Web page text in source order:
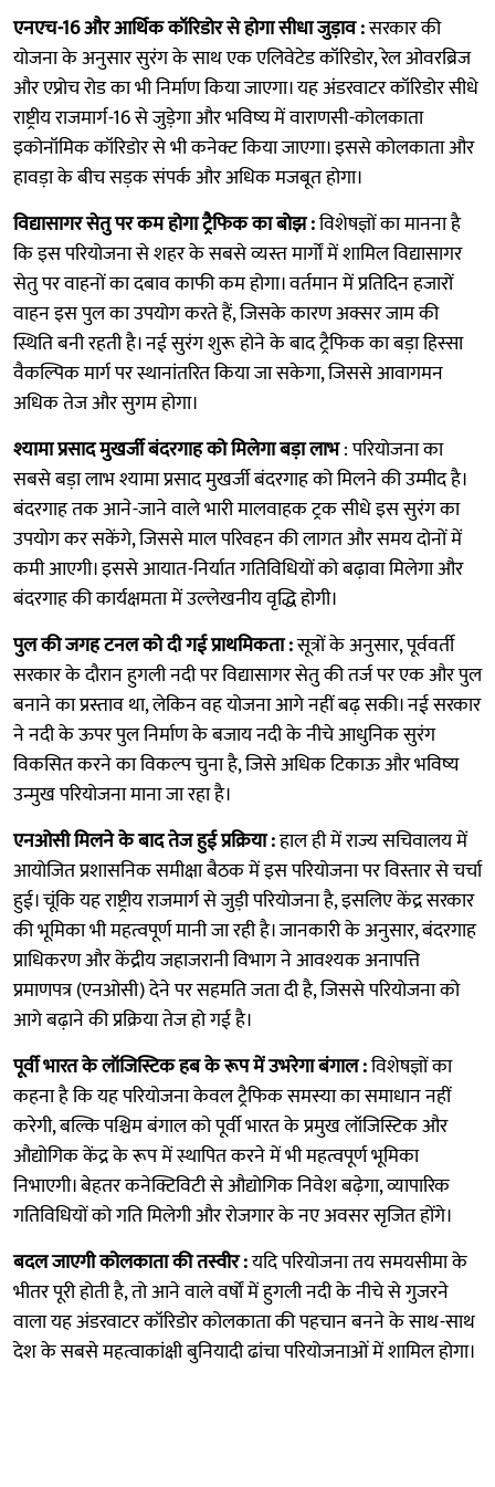
एनएच-16 और आर्थिक कॉरिडोर से होगा सीधा जुड़ाव :सरकार की
योजना के अनुसार सुरंग के साथ एक एलिवेटेड कॉरिडोर, रेल ओवरब्रिज
और एप्रोच रोड का भी निर्माण किया जाएगा। यह अंडरवाटर कॉरिडोर सीधे
राष्ट्रीय राजमार्ग-16 से जुड़ेगा और भविष्य में वाराणसी-कोलकाता
इकोनॉमिक कॉरिडोर से भी कनेक्ट किया जाएगा। इससे कोलकाता और
हावड़ा के बीच सड़क संपर्क और अधिक मजबूत होगा।
विद्यासागर सेतु पर कम होगा ट्रैफिक का बोझ :विशेषज्ञों का मानना है
कि इस परियोजना से शहर के सबसे व्यस्त मार्गों में शामिल विद्यासागर
सेतु पर वाहनों का दबाव काफी कम होगा। वर्तमान में प्रतिदिन हजारों
वाहन इस पुल का उपयोग करते हैं, जिसके कारण अक्सर जाम की
स्थिति बनी रहती है। नई सुरंग शुरू होने के बाद ट्रैफिक का बड़ा हिस्सा
वैकल्पिक मार्ग पर स्थानांतरित किया जा सकेगा, जिससे आवागमन
अधिक तेज और सुगम होगा।
श्यामा प्रसाद मुखर्जी बंदरगाह को मिलेगा बड़ा लाभ: परियोजना का
सबसे बड़ा लाभ श्यामा प्रसाद मुखर्जी बंदरगाह को मिलने की उम्मीद है।
बंदरगाह तक आने-जाने वाले भारी मालवाहक ट्रक सीधे इस सुरंग का
उपयोग कर सकेंगे, जिससे माल परिवहन की लागत और समय दोनों में
कमी आएगी। इससे आयात-निर्यात गतिविधियों को बढ़ावा मिलेगा और
बंदरगाह की कार्यक्षमता में उल्लेखनीय वृद्धि होगी।
पुल की जगह टनल को दी गई प्राथमिकता :सूत्रों के अनुसार, पूर्ववर्ती
सरकार के दौरान हुगली नदी पर विद्यासागर सेतु की तर्ज पर एक और पुल
बनाने का प्रस्ताव था, लेकिन वह योजना आगे नहीं बढ़ सकी। नई सरकार
ने नदी के ऊपर पुल निर्माण के बजाय नदी के नीचे आधुनिक सुरंग
विकसित करने का विकल्प चुना है, जिसे अधिक टिकाऊ और भविष्य
उन्मुख परियोजना माना जा रहा है।
एनओसी मिलने के बाद तेज हुई प्रक्रिया :हाल ही में राज्य सचिवालय में
आयोजित प्रशासनिक समीक्षा बैठक में इस परियोजना पर विस्तार से चर्चा
हुई। चूंकि यह राष्ट्रीय राजमार्ग से जुड़ी परियोजना है, इसलिए केंद्र सरकार
की भूमिका भी महत्वपूर्ण मानी जा रही है। जानकारी के अनुसार, बंदरगाह
प्राधिकरण और केंद्रीय जहाजरानी विभाग ने आवश्यक अनापत्ति
प्रमाणपत्र (एनओसी) देने पर सहमति जता दी है, जिससे परियोजना को
आगे बढ़ाने की प्रक्रिया तेज हो गई है।
पूर्वी भारत के लॉजिस्टिक हब के रूप में उभरेगा बंगाल :विशेषज्ञों का
कहना है कि यह परियोजना केवल ट्रैफिक समस्या का समाधान नहीं
करेगी, बल्कि पश्चिम बंगाल को पूर्वी भारत के प्रमुख लॉजिस्टिक और
औद्योगिक केंद्र के रूप में स्थापित करने में भी महत्वपूर्ण भूमिका
निभाएगी। बेहतर कनेक्टिविटी से औद्योगिक निवेश बढ़ेगा, व्यापारिक
गतिविधियों को गति मिलेगी और रोजगार के नए अवसर सृजित होंगे।
बदल जाएगी कोलकाता की तस्वीर :यदि परियोजना तय समयसीमा के
भीतर पूरी होती है, तो आने वाले वर्षों में हुगली नदी के नीचे से गुजरने
वाला यह अंडरवाटर कॉरिडोर कोलकाता की पहचान बनने के साथ-साथ
देश के सबसे महत्वाकांक्षी बुनियादी ढांचा परियोजनाओं में शामिल होगा।